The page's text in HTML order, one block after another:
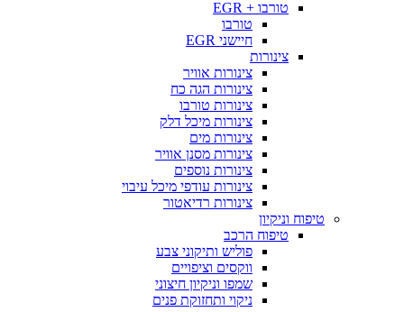
טורבו + EGR
טורבו
חיישני EGR
צינורות
צינורות אוויר
צינורות הגה כח
צינורות טורבו
צינורות מיכל דלק
צינורות מים
צינורות מסנן אוויר
צינורות נוספים
צינורות עודפי מיכל עיבוי
צינורות רדיאטור
טיפוח וניקיון
טיפוח הרכב
פוליש ותיקוני צבע
ווקסים וציפויים
שמפו וניקיון חיצוני
ניקוי ותחזוקת פנים